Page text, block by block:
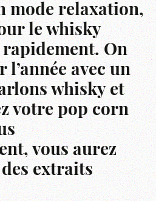
mode relaxation,
le whisky
On
l’année avec un
whisky et
votre pop corn
vous aurez
extraits